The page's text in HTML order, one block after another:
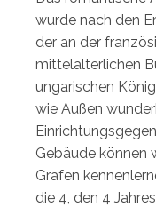
wurde nach den
der an der
mittelalterlichen
ungarischen
wie Außen
Gebäude können
Grafen
die 4, den 4